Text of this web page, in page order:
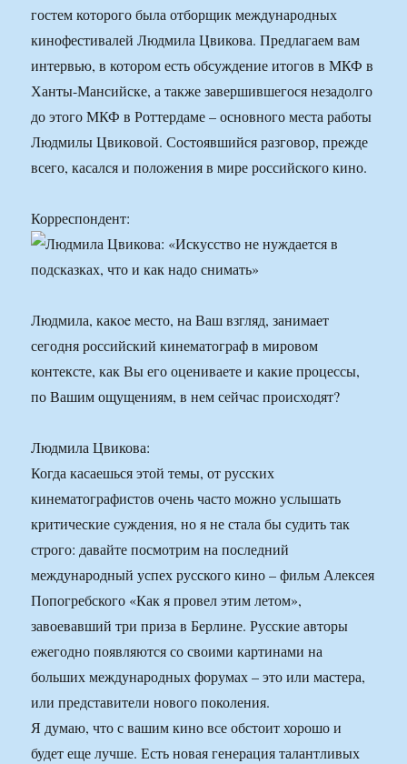
гостем которого была отборщик международных
кинофестивалей Людмила Цвикова. Предлагаем вам
интервью, в котором есть обсуждение итогов в МКФ в
Ханты-Мансийске, а также завершившегося незадолго
до этого МКФ в Роттердаме – основного места работы
Людмилы Цвиковой. Состоявшийся разговор, прежде
всего, касался и положения в мире российского кино.
Корреспондент:
Людмила, какoe место, на Ваш взгляд, занимает
сегодня российский кинематограф в мировом
контексте, как Вы его оцениваете и какие процессы,
по Вашим ощущениям, в нем сейчас происходят?
Людмила Цвикова:
Когда касаешься этой темы, от русских
кинематографистов очень часто можно услышать
критические суждения, но я не стала бы судить так
строго: давайте посмотрим на последний
международный успех русского кино – фильм Алексея
Попогребского «Как я провел этим летом»,
завоевавший три приза в Берлине. Русские авторы
ежегодно появляются со своими картинами на
больших международных форумах – это или мастера,
или представители нового поколения.
Я думаю, что с вашим кино все обстоит хорошо и
будет еще лучше. Есть новая генерация талантливых